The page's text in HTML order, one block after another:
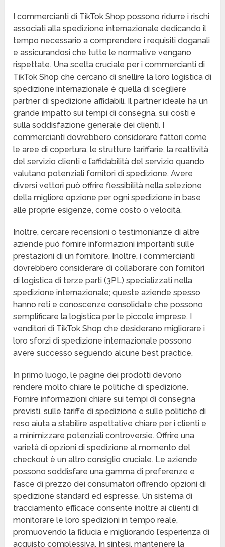
I commercianti di TikTok Shop possono ridurre i rischi
associati alla spedizione internazionale dedicando il
tempo necessario a comprendere i requisiti doganali
e assicurandosi che tutte le normative vengano
rispettate. Una scelta cruciale per i commercianti di
TikTok Shop che cercano di snellire la loro logistica di
spedizione internazionale è quella di scegliere
partner di spedizione affidabili. Il partner ideale ha un
grande impatto sui tempi di consegna, sui costi e
sulla soddisfazione generale dei clienti. I
commercianti dovrebbero considerare fattori come
le aree di copertura, le strutture tariffarie, la reattività
del servizio clienti e l’affidabilità del servizio quando
valutano potenziali fornitori di spedizione. Avere
diversi vettori può offrire flessibilità nella selezione
della migliore opzione per ogni spedizione in base
alle proprie esigenze, come costo o velocità.
Inoltre, cercare recensioni o testimonianze di altre
aziende può fornire informazioni importanti sulle
prestazioni di un fornitore. Inoltre, i commercianti
dovrebbero considerare di collaborare con fornitori
di logistica di terze parti (3PL) specializzati nella
spedizione internazionale; queste aziende spesso
hanno reti e conoscenze consolidate che possono
semplificare la logistica per le piccole imprese. I
venditori di TikTok Shop che desiderano migliorare i
loro sforzi di spedizione internazionale possono
avere successo seguendo alcune best practice.
In primo luogo, le pagine dei prodotti devono
rendere molto chiare le politiche di spedizione.
Fornire informazioni chiare sui tempi di consegna
previsti, sulle tariffe di spedizione e sulle politiche di
reso aiuta a stabilire aspettative chiare per i clienti e
a minimizzare potenziali controversie. Offrire una
varietà di opzioni di spedizione al momento del
checkout è un altro consiglio cruciale. Le aziende
possono soddisfare una gamma di preferenze e
fasce di prezzo dei consumatori offrendo opzioni di
spedizione standard ed espresse. Un sistema di
tracciamento efficace consente inoltre ai clienti di
monitorare le loro spedizioni in tempo reale,
promuovendo la fiducia e migliorando l’esperienza di
acquisto complessiva. In sintesi, mantenere la